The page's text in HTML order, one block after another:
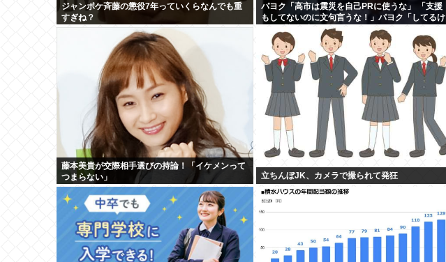
ジャンポケ斉藤の懲役7年っていくらなんでも重
すぎね？
パヨク「高市は震災を自己PRに使うな」 「支援
もしてないのに文句言うな！」パヨク「してるけ
ど」 「証拠出せ！」
藤本美貴が交際相手選びの持論！「イケメンって
つまらない」
立ちんぼJK、カメラで撮られて発狂